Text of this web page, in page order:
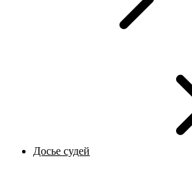
Досье судей